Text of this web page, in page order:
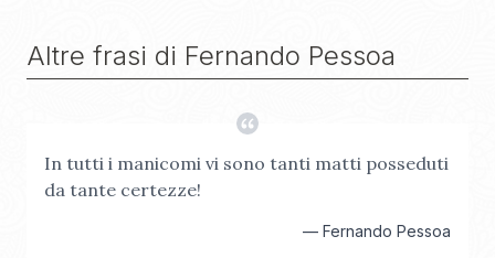
Altre frasi di Fernando Pessoa
In tutti i manicomi vi sono tanti matti posseduti
da tante certezze!
— Fernando Pessoa